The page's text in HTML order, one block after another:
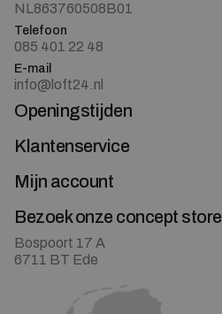
NL863760508B01
Telefoon
085 401 22 48
E-mail
info@loft24.nl
Openingstijden
Klantenservice
Mijn account
Bezoek onze concept store
Bospoort 17 A
6711 BT Ede